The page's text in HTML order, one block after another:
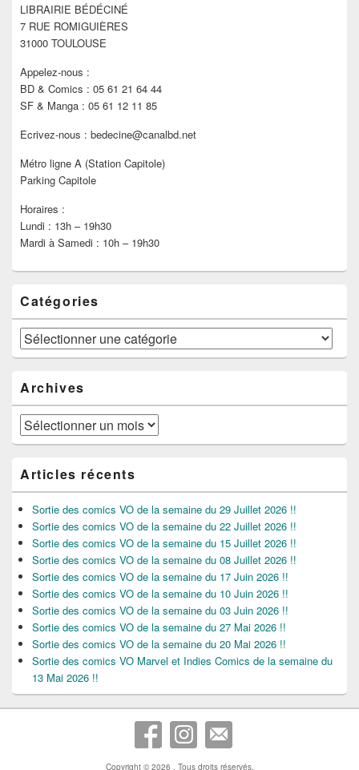
barre
latérale
LIBRAIRIE BÉDÉCINÉ
7 RUE ROMIGUIÈRES
31000 TOULOUSE
Appelez-nous :
BD & Comics : 05 61 21 64 44
SF & Manga : 05 61 12 11 85
Ecrivez-nous : bedecine@canalbd.net
Métro ligne A (Station Capitole)
Parking Capitole
Horaires :
Lundi : 13h – 19h30
Mardi à Samedi : 10h – 19h30
Catégories
Catégories
Archives
Archives
Articles récents
Sortie des comics VO de la semaine du 29 Juillet 2026 !!
Sortie des comics VO de la semaine du 22 Juillet 2026 !!
Sortie des comics VO de la semaine du 15 Juillet 2026 !!
Sortie des comics VO de la semaine du 08 Juillet 2026 !!
Sortie des comics VO de la semaine du 17 Juin 2026 !!
Sortie des comics VO de la semaine du 10 Juin 2026 !!
Sortie des comics VO de la semaine du 03 Juin 2026 !!
Sortie des comics VO de la semaine du 27 Mai 2026 !!
Sortie des comics VO de la semaine du 20 Mai 2026 !!
Sortie des comics VO Marvel et Indies Comics de la semaine du
13 Mai 2026 !!
Copyright © 2026 . Tous droits réservés.